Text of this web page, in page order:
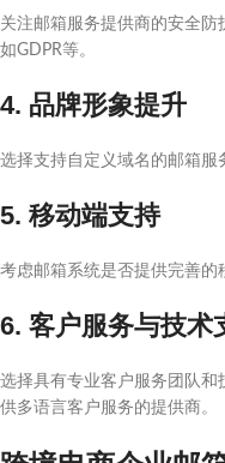
关注邮箱服务提供商的安全防
如GDPR等。
4. 品牌形象提升
选择支持自定义域名的邮箱服
5. 移动端支持
考虑邮箱系统是否提供完善的
6. 客户服务与技术
选择具有专业客户服务团队
供多语言客户服务的提供商。